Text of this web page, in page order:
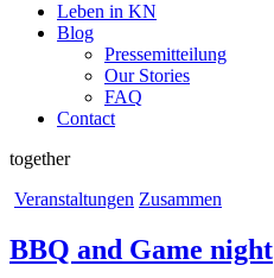
Leben in KN
Blog
Pressemitteilung
Our Stories
FAQ
Contact
together
Veranstaltungen Zusammen
BBQ and Game night